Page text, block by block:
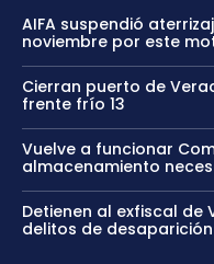
AIFA suspendió
noviembre por este
Cierran puerto de
frente frío 13
Vuelve a funcionar
almacenamiento
Detienen al exfiscal de
delitos de